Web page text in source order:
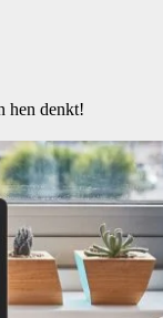
hen denkt!